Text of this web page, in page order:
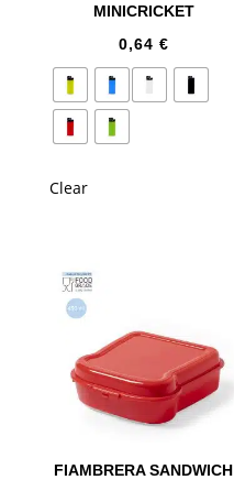
MINICRICKET
0,64 €
Clear
FIAMBRERA SANDWICH